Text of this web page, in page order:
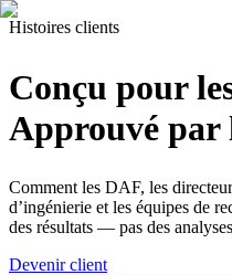
Histoires clients
Conçu pour
Approuvé par
Comment les DAF, les
d’ingénierie et les équipes de
des résultats — pas des
Devenir client